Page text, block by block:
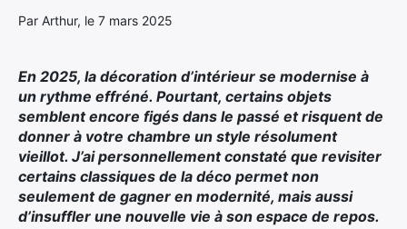
Par Arthur, le 7 mars 2025
En 2025, la décoration d’intérieur se modernise à
un rythme effréné. Pourtant, certains objets
semblent encore figés dans le passé et risquent de
donner à votre chambre un style résolument
vieillot. J’ai personnellement constaté que revisiter
certains classiques de la déco permet non
seulement de gagner en modernité, mais aussi
d’insuffler une nouvelle vie à son espace de repos.